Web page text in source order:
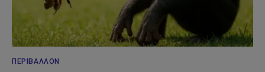
ΠΕΡΙΒΆΛΛΟΝ